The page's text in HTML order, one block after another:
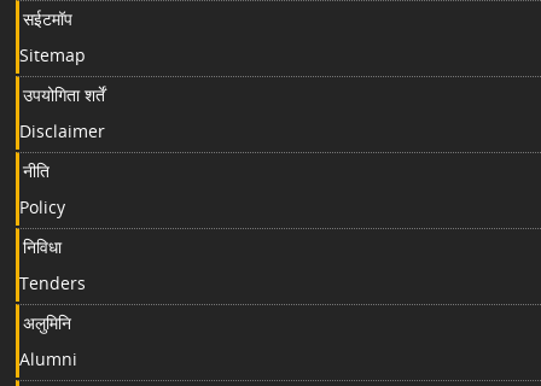
सईटमॉप
Sitemap
उपयोगिता शर्तें
Disclaimer
नीति
Policy
निविधा
Tenders
अलुमिनि
Alumni